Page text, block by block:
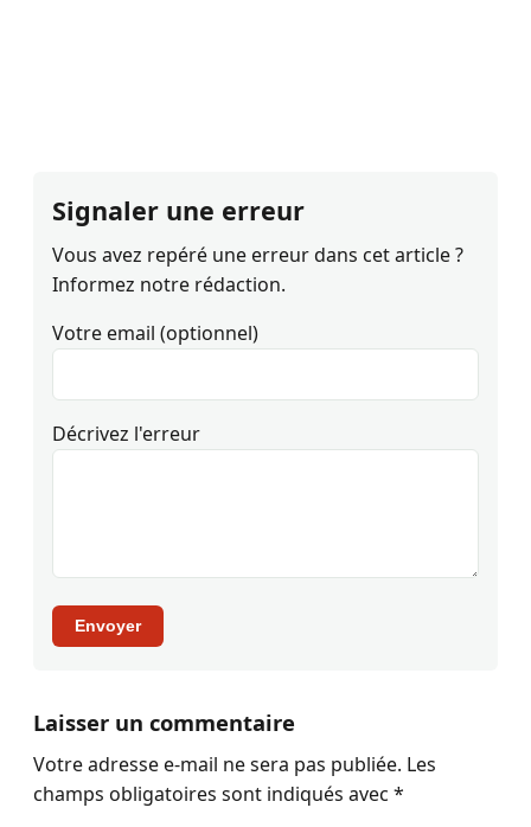
Signaler une erreur
Vous avez repéré une erreur dans cet article ?
Informez notre rédaction.
Votre email (optionnel)
Décrivez l'erreur
Envoyer
Laisser un commentaire
Votre adresse e-mail ne sera pas publiée. Les
champs obligatoires sont indiqués avec *